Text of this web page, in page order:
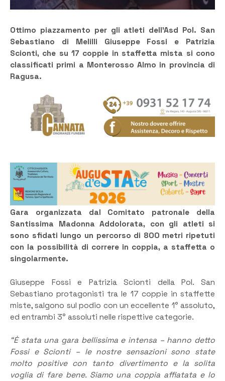
Ottimo piazzamento per gli atleti dell’Asd Pol. San
Sebastiano di Melilli Giuseppe Fossi e Patrizia
Scionti, che su 17 coppie in staffetta mista si cono
classificati primi a Monterosso Almo in provincia di
Ragusa.
Gara organizzata dal Comitato patronale della
Santissima Madonna Addolorata, con gli atleti si
sono sfidati lungo un percorso di 800 metri ripetuti
con la possibilità di correre in coppia, a staffetta o
singolarmente.
Giuseppe Fossi e Patrizia Scionti della Pol. San
Sebastiano protagonisti tra le 17 coppie in staffette
miste, salgono sul podio con un eccellente 1° assoluto,
ed entrambi 3° assoluti nelle rispettive categorie.
“È stata una gara bellissima e intensa – hanno detto
Fossi e Scionti – le nostre sensazioni sono state
molto positive con tanto divertimento e la solita
voglia di fare bene. Siamo una coppia affiatata e lo